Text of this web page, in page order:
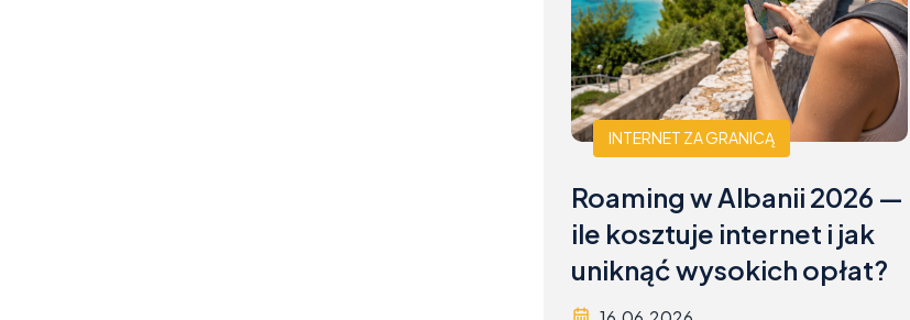
INTERNET ZA GRANICĄ
Roaming w Albanii 2026 —
ile kosztuje internet i jak
uniknąć wysokich opłat?